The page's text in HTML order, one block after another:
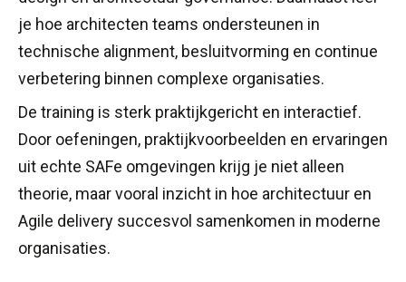
je hoe architecten teams ondersteunen in
technische alignment, besluitvorming en continue
verbetering binnen complexe organisaties.
De training is sterk praktijkgericht en interactief.
Door oefeningen, praktijkvoorbeelden en ervaringen
uit echte SAFe omgevingen krijg je niet alleen
theorie, maar vooral inzicht in hoe architectuur en
Agile delivery succesvol samenkomen in moderne
organisaties.